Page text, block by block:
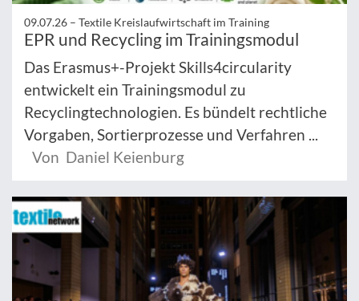
09.07.26 – Textile Kreislaufwirtschaft im Training
EPR und Recycling im Trainingsmodul
Das Erasmus+-Projekt Skills4circularity
entwickelt ein Trainingsmodul zu
Recyclingtechnologien. Es bündelt rechtliche
Vorgaben, Sortierprozesse und Verfahren ...
Von Daniel Keienburg